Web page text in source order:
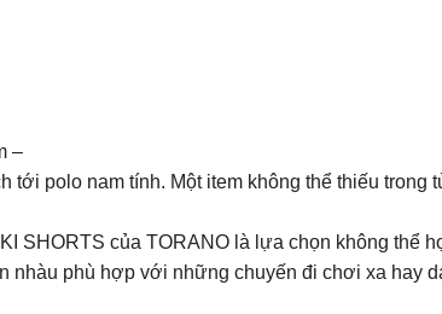
–
polo nam tính. Một item không thể thiếu trong
SHORTS của TORANO là lựa chọn không thể
nhàu phù hợp với những chuyến đi chơi xa hay